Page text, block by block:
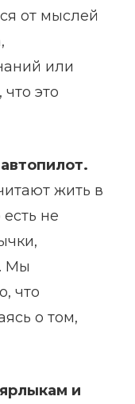
от мыслей
или
это
жить в
не
Мы
что
о том,
и